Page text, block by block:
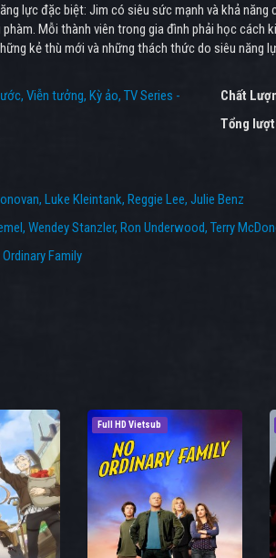
lực đặc biệt: Jim có siêu sức mạnh và khả
Mỗi thành viên trong gia đình phải học cách
kẻ thù mới và những thách thức do siêu năng
Viễn tưởng Kỳ ảo TV Series -
Chất
Tổng
Luke Kleintank Reggie Lee Julie Benz
Wendey Stanzler Ron Underwood Terry
Family
Full HD Vietsub